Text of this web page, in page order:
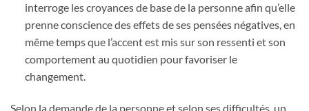
interroge les croyances de base de la personne afin qu’elle
prenne conscience des effets de ses pensées négatives, en
même temps que l’accent est mis sur son ressenti et son
comportement au quotidien pour favoriser le
changement.
Selon la demande de la personne et selon ses difficultés, un